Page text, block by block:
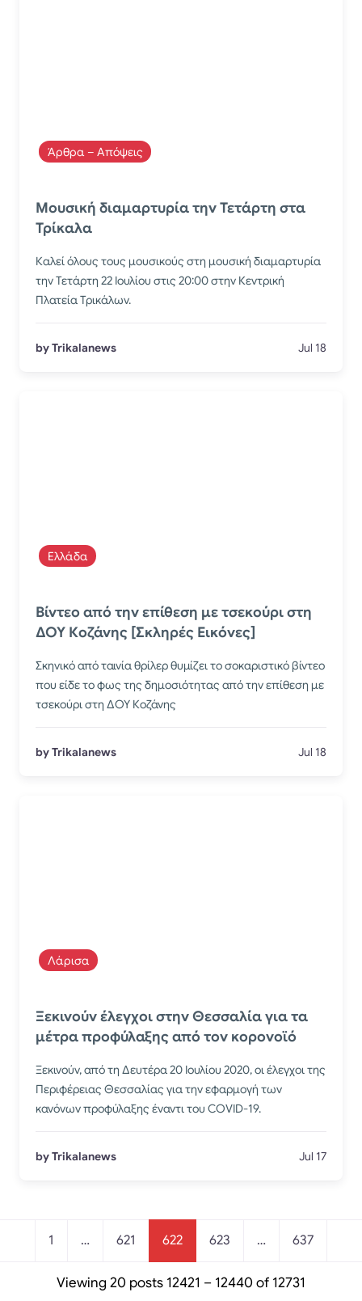
Άρθρα – Απόψεις
Μουσική διαμαρτυρία την Τετάρτη στα
Τρίκαλα
Καλεί όλους τους μουσικούς στη μουσική διαμαρτυρία
την Τετάρτη 22 Ιουλίου στις 20:00 στην Κεντρική
Πλατεία Τρικάλων.
by Trikalanews Jul 18
Ελλάδα
Βίντεο από την επίθεση με τσεκούρι στη
ΔΟΥ Κοζάνης [Σκληρές Εικόνες]
Σκηνικό από ταινία θρίλερ θυμίζει το σοκαριστικό βίντεο
που είδε το φως της δημοσιότητας από την επίθεση με
τσεκούρι στη ΔΟΥ Κοζάνης
by Trikalanews Jul 18
Λάρισα
Ξεκινούν έλεγχοι στην Θεσσαλία για τα
μέτρα προφύλαξης από τον κορονοϊό
Ξεκινούν, από τη Δευτέρα 20 Ιουλίου 2020, οι έλεγχοι της
Περιφέρειας Θεσσαλίας για την εφαρμογή των
κανόνων προφύλαξης έναντι του COVID-19.
by Trikalanews Jul 17
1 … 621 622 623 … 637
Viewing 20 posts 12421 – 12440 of 12731